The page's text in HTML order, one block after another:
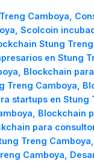
Treng Camboya, Arquitectura blockchain para clústeres empresariales en Stung Treng Camboya, Arquitectura blockchain para pymes en Stung Treng Camboya, Arquitectura blockchain para startups en Stung Treng Camboya, Arquitectura blockchain para universidades en Stung Treng Camboya, Arquitectura blockchain para cooperativas en Stung Treng Camboya, Arquitectura blockchain para cámaras de comercio en Stung Treng Camboya, Arquitectura blockchain para gobiernos regionales en Stung Treng Camboya, Arquitectura blockchain para consultoras en Stung Treng Camboya, Arquitectura blockchain para desarrolladores en Stung Treng Camboya, Arquitectura blockchain para inversionistas en Stung Treng Camboya, Arquitectura blockchain para ONGs en Stung Treng Camboya, Asesoría Web3 Stung Treng Camboya, Asesoría Web3 en Stung Treng Camboya, Asesoría Web3 para emprendedores en Stung Treng Camboya, Asesoría Web3 para empresarios en Stung Treng Camboya, Asesoría Web3 para fabricantes en Stung Treng Camboya, Asesoría Web3 para agricultores en Stung Treng Camboya, Asesoría Web3 para estudiantes en Stung Treng Camboya, Asesoría Web3 para municipios en Stung Treng Camboya, Asesoría Web3 para alcaldías en Stung Treng Camboya, Asesoría Web3 para clústeres empresariales en Stung Treng Camboya, Asesoría Web3 para pymes en Stung Treng Camboya, Asesoría Web3 para startups en Stung Treng Camboya, Asesoría Web3 para universidades en